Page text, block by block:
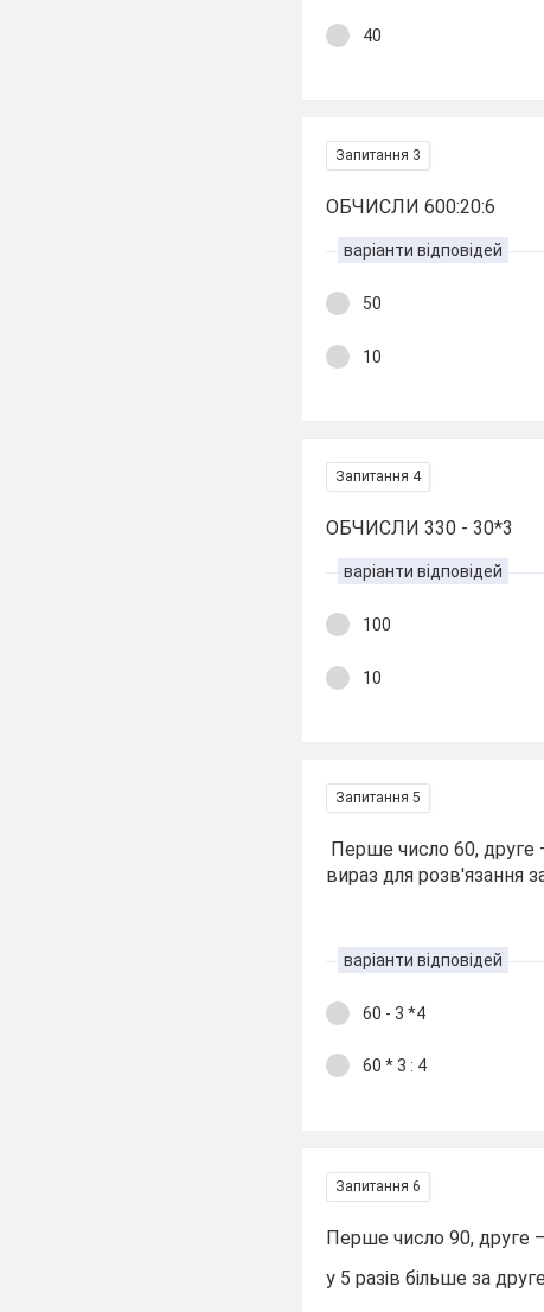
40
Запитання 3
ОБЧИСЛИ 600:20:6
варіанти відповідей
50
10
Запитання 4
ОБЧИСЛИ 330 - 30*3
варіанти відповідей
100
10
Запитання 5
Перше число 60, друге
вираз для розв'язання
варіанти відповідей
60 - 3 *4
60 * 3 : 4
Запитання 6
Перше число 90, друге
у 5 разів більше за